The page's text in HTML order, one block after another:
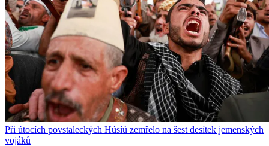
Při útocích povstaleckých Húsíů zemřelo na šest desítek jemenských
vojáků